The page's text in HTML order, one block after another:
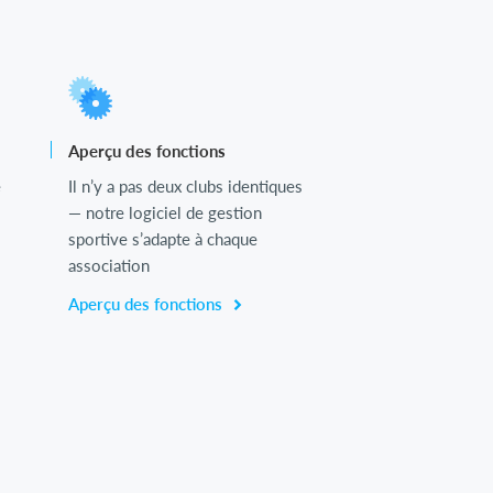
Aperçu des fonctions
Il n’y a pas deux clubs identiques
— notre logiciel de gestion
sportive s’adapte à chaque
association
Aperçu des fonctions